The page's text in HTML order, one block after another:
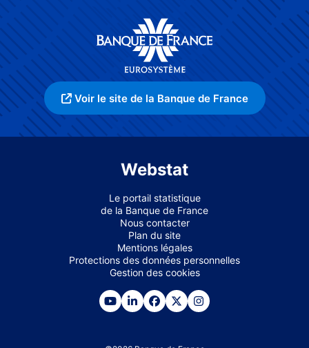
Voir le site de la Banque de France
Webstat
Le portail statistique
de la Banque de France
Nous contacter
Plan du site
Mentions légales
Protections des données personnelles
Gestion des cookies